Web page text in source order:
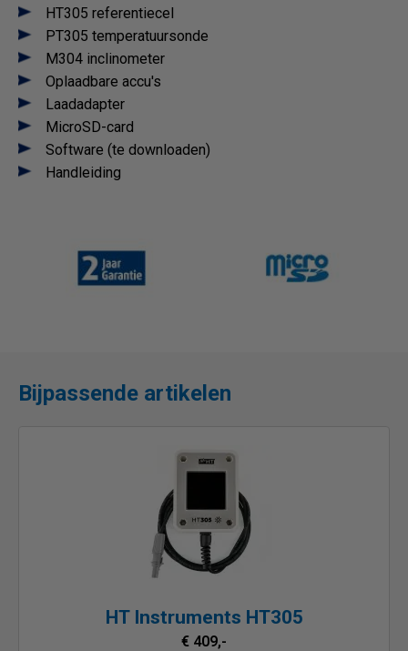
HT305 referentiecel
PT305 temperatuursonde
M304 inclinometer
Oplaadbare accu's
Laadadapter
MicroSD-card
Software (te downloaden)
Handleiding
Bijpassende artikelen
HT Instruments HT305
€ 409,-